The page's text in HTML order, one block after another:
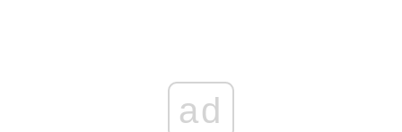
ad